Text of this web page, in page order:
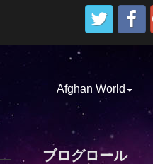
Afghan World
ブログロール